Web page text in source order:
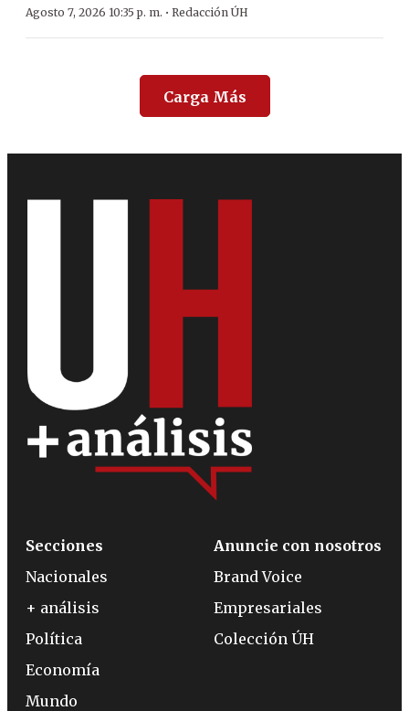
Agosto 7, 2026 10:35 p. m. · Redacción ÚH
Carga Más
Secciones
Nacionales
+ análisis
Política
Economía
Mundo
Anuncie con nosotros
Brand Voice
Empresariales
Colección ÚH